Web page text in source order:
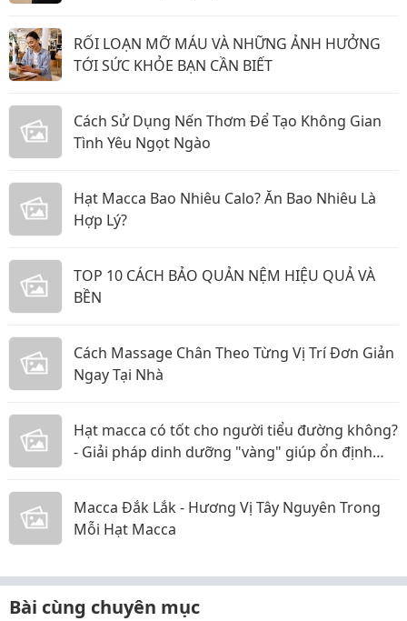
RỐI LOẠN MỠ MÁU VÀ NHỮNG ẢNH HƯỞNG
TỚI SỨC KHỎE BẠN CẦN BIẾT
Cách Sử Dụng Nến Thơm Để Tạo Không Gian
Tình Yêu Ngọt Ngào
Hạt Macca Bao Nhiêu Calo? Ăn Bao Nhiêu Là
Hợp Lý?
TOP 10 CÁCH BẢO QUẢN NỆM HIỆU QUẢ VÀ
BỀN
Cách Massage Chân Theo Từng Vị Trí Đơn Giản
Ngay Tại Nhà
Hạt macca có tốt cho người tiểu đường không?
- Giải pháp dinh dưỡng "vàng" giúp ổn định
Macca Đắk Lắk - Hương Vị Tây Nguyên Trong
Mỗi Hạt Macca
Bài cùng chuyên mục